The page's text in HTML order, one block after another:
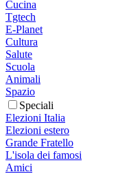
Cucina
Tgtech
E-Planet
Cultura
Salute
Scuola
Animali
Spazio
Speciali
Elezioni Italia
Elezioni estero
Grande Fratello
L'isola dei famosi
Amici